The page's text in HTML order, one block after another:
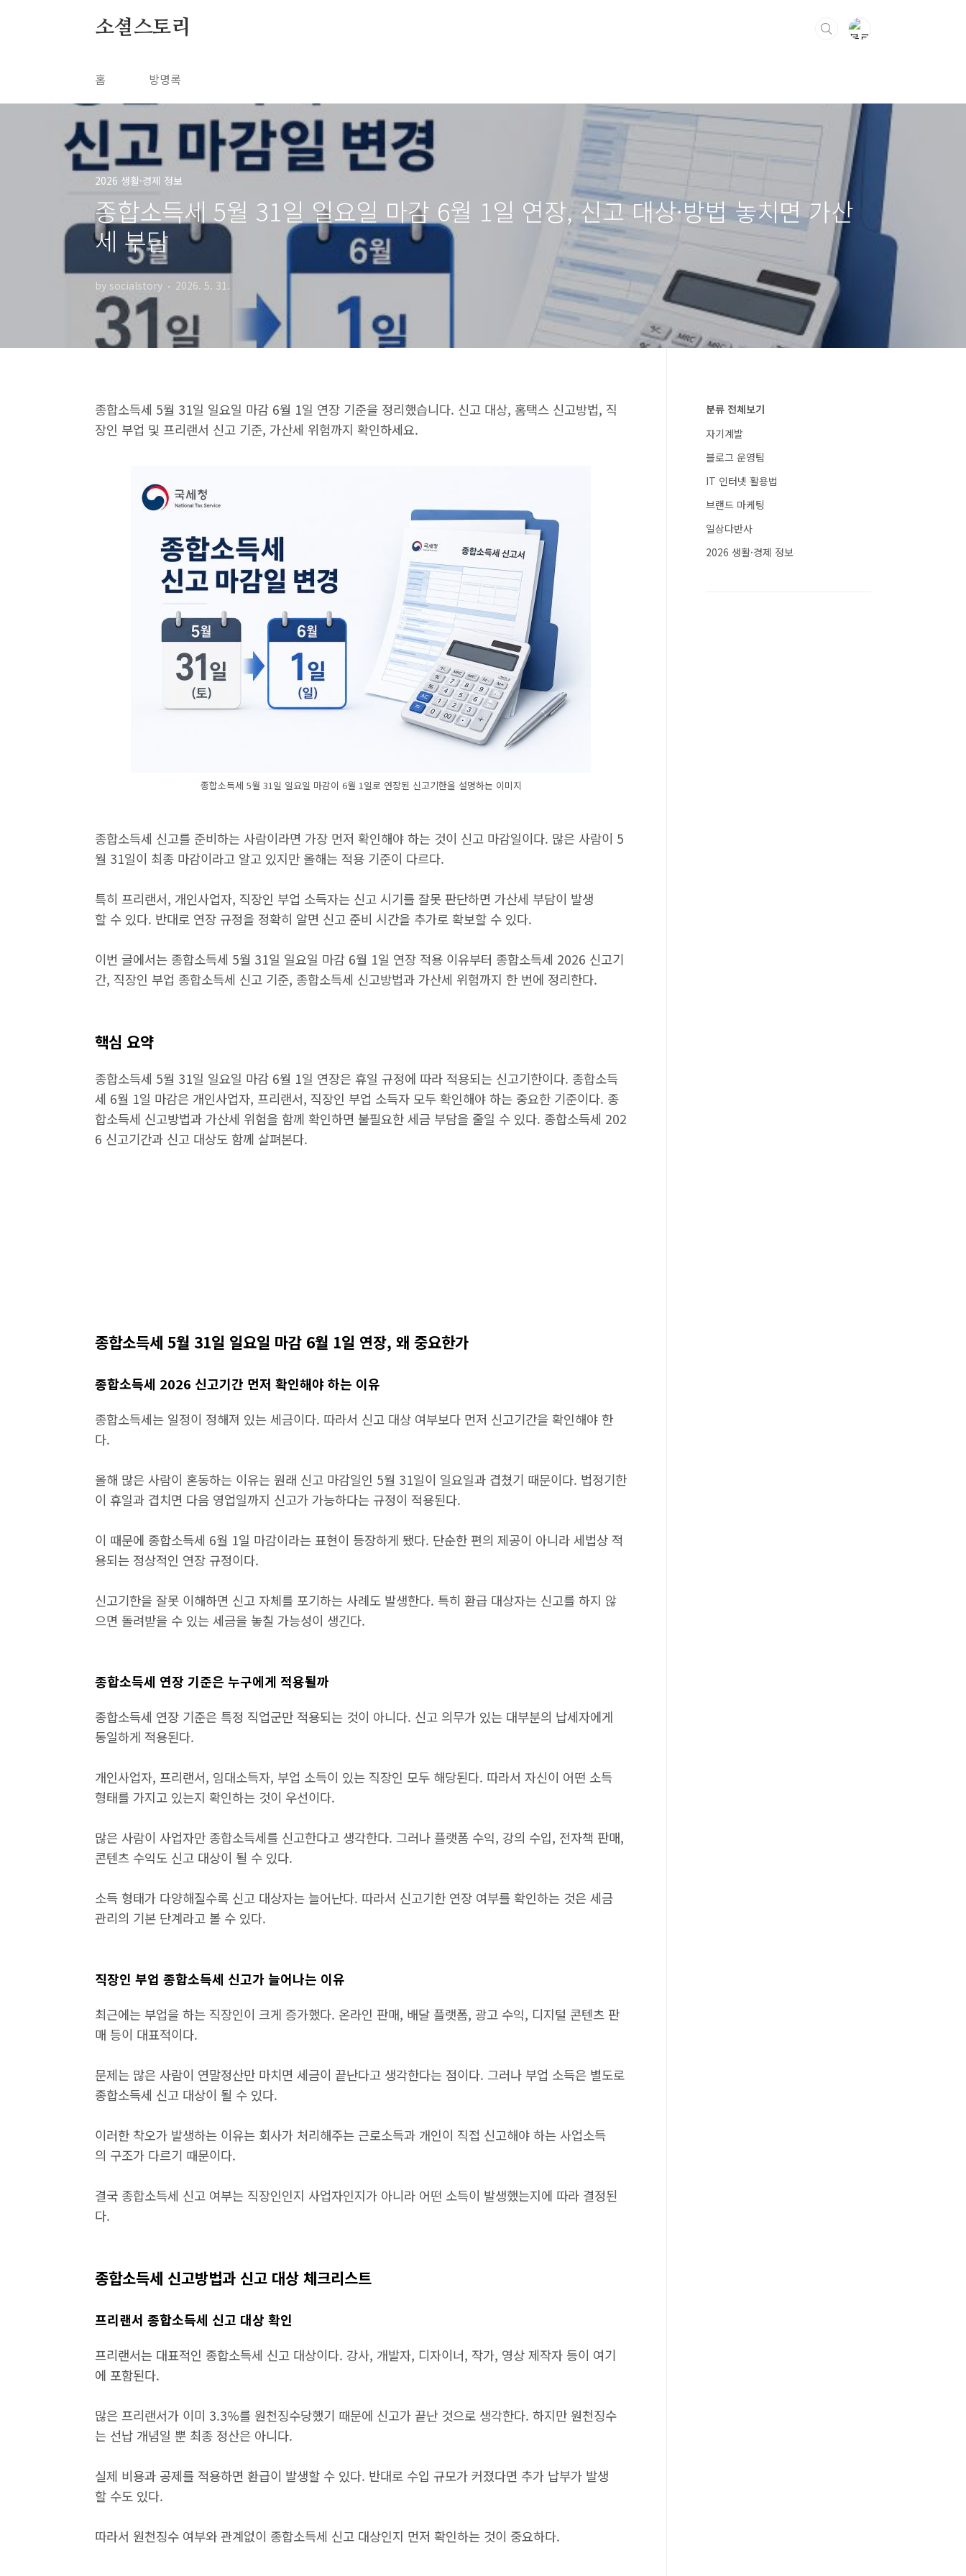
소셜스토리
홈 방명록
2026 생활·경제 정보
종합소득세 5월 31일 일요일 마감 6월 1일 연장, 신고 대상·방법 놓치면 가산
세 부담
by socialstory 2026. 5. 31.
종합소득세 5월 31일 일요일 마감 6월 1일 연장 기준을 정리했습니다. 신고 대상, 홈택스 신고방법, 직
장인 부업 및 프리랜서 신고 기준, 가산세 위험까지 확인하세요.
종합소득세 5월 31일 일요일 마감이 6월 1일로 연장된 신고기한을 설명하는 이미지
종합소득세 신고를 준비하는 사람이라면 가장 먼저 확인해야 하는 것이 신고 마감일이다. 많은 사람이 5
월 31일이 최종 마감이라고 알고 있지만 올해는 적용 기준이 다르다.
특히 프리랜서, 개인사업자, 직장인 부업 소득자는 신고 시기를 잘못 판단하면 가산세 부담이 발생
할 수 있다. 반대로 연장 규정을 정확히 알면 신고 준비 시간을 추가로 확보할 수 있다.
이번 글에서는 종합소득세 5월 31일 일요일 마감 6월 1일 연장 적용 이유부터 종합소득세 2026 신고기
간, 직장인 부업 종합소득세 신고 기준, 종합소득세 신고방법과 가산세 위험까지 한 번에 정리한다.
핵심 요약
종합소득세 5월 31일 일요일 마감 6월 1일 연장은 휴일 규정에 따라 적용되는 신고기한이다. 종합소득
세 6월 1일 마감은 개인사업자, 프리랜서, 직장인 부업 소득자 모두 확인해야 하는 중요한 기준이다. 종
합소득세 신고방법과 가산세 위험을 함께 확인하면 불필요한 세금 부담을 줄일 수 있다. 종합소득세 202
6 신고기간과 신고 대상도 함께 살펴본다.
종합소득세 5월 31일 일요일 마감 6월 1일 연장, 왜 중요한가
종합소득세 2026 신고기간 먼저 확인해야 하는 이유
종합소득세는 일정이 정해져 있는 세금이다. 따라서 신고 대상 여부보다 먼저 신고기간을 확인해야 한
다.
올해 많은 사람이 혼동하는 이유는 원래 신고 마감일인 5월 31일이 일요일과 겹쳤기 때문이다. 법정기한
이 휴일과 겹치면 다음 영업일까지 신고가 가능하다는 규정이 적용된다.
이 때문에 종합소득세 6월 1일 마감이라는 표현이 등장하게 됐다. 단순한 편의 제공이 아니라 세법상 적
용되는 정상적인 연장 규정이다.
신고기한을 잘못 이해하면 신고 자체를 포기하는 사례도 발생한다. 특히 환급 대상자는 신고를 하지 않
으면 돌려받을 수 있는 세금을 놓칠 가능성이 생긴다.
종합소득세 연장 기준은 누구에게 적용될까
종합소득세 연장 기준은 특정 직업군만 적용되는 것이 아니다. 신고 의무가 있는 대부분의 납세자에게
동일하게 적용된다.
개인사업자, 프리랜서, 임대소득자, 부업 소득이 있는 직장인 모두 해당된다. 따라서 자신이 어떤 소득
형태를 가지고 있는지 확인하는 것이 우선이다.
많은 사람이 사업자만 종합소득세를 신고한다고 생각한다. 그러나 플랫폼 수익, 강의 수입, 전자책 판매,
콘텐츠 수익도 신고 대상이 될 수 있다.
소득 형태가 다양해질수록 신고 대상자는 늘어난다. 따라서 신고기한 연장 여부를 확인하는 것은 세금
관리의 기본 단계라고 볼 수 있다.
직장인 부업 종합소득세 신고가 늘어나는 이유
최근에는 부업을 하는 직장인이 크게 증가했다. 온라인 판매, 배달 플랫폼, 광고 수익, 디지털 콘텐츠 판
매 등이 대표적이다.
문제는 많은 사람이 연말정산만 마치면 세금이 끝난다고 생각한다는 점이다. 그러나 부업 소득은 별도로
종합소득세 신고 대상이 될 수 있다.
이러한 착오가 발생하는 이유는 회사가 처리해주는 근로소득과 개인이 직접 신고해야 하는 사업소득
의 구조가 다르기 때문이다.
결국 종합소득세 신고 여부는 직장인인지 사업자인지가 아니라 어떤 소득이 발생했는지에 따라 결정된
다.
종합소득세 신고방법과 신고 대상 체크리스트
프리랜서 종합소득세 신고 대상 확인
프리랜서는 대표적인 종합소득세 신고 대상이다. 강사, 개발자, 디자이너, 작가, 영상 제작자 등이 여기
에 포함된다.
많은 프리랜서가 이미 3.3%를 원천징수당했기 때문에 신고가 끝난 것으로 생각한다. 하지만 원천징수
는 선납 개념일 뿐 최종 정산은 아니다.
실제 비용과 공제를 적용하면 환급이 발생할 수 있다. 반대로 수입 규모가 커졌다면 추가 납부가 발생
할 수도 있다.
따라서 원천징수 여부와 관계없이 종합소득세 신고 대상인지 먼저 확인하는 것이 중요하다.
분류 전체보기
자기계발
블로그 운영팁
IT 인터넷 활용법
브랜드 마케팅
일상다반사
2026 생활·경제 정보